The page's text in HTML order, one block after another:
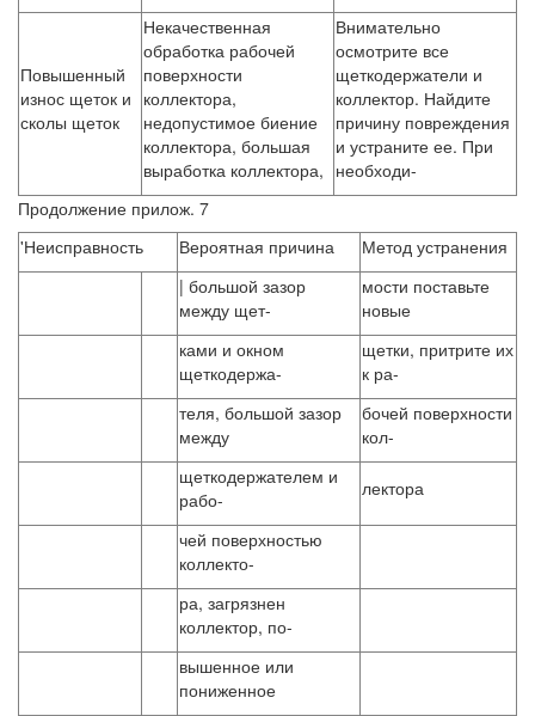
Повышенный
износ щеток и
сколы щеток
Некачественная
обработка рабочей
поверхности
коллектора,
недопустимое биение
коллектора, большая
выработка коллектора,
Внимательно
осмотрите все
щеткодержатели и
коллектор. Найдите
причину повреждения
и устраните ее. При
необходи-
Продолжение прилож. 7
'Неисправность
Вероятная причина
Метод устранения
| большой зазор
между щет-
мости поставьте
новые
ками и окном
щеткодержа-
щетки, притрите их
к ра-
теля, большой зазор
между
бочей поверхности
кол-
щеткодержателем и
рабо-
лектора
чей поверхностью
коллекто-
ра, загрязнен
коллектор, по-
вышенное или
пониженное